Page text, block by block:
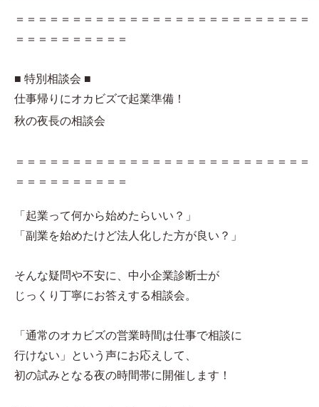
＝＝＝＝＝＝＝＝＝＝＝＝＝＝＝＝＝＝＝＝＝＝＝＝＝＝
＝＝＝＝＝＝＝＝＝＝
■ 特別相談会 ■
仕事帰りにオカビズで起業準備！
秋の夜長の相談会
＝＝＝＝＝＝＝＝＝＝＝＝＝＝＝＝＝＝＝＝＝＝＝＝＝＝
＝＝＝＝＝＝＝＝＝＝
「起業って何から始めたらいい？」
「副業を始めたけど法人化した方が良い？」
そんな疑問や不安に、中小企業診断士が
じっくり丁寧にお答えする相談会。
「通常のオカビズの営業時間は仕事で相談に
行けない」という声にお応えして、
初の試みとなる夜の時間帯に開催します！